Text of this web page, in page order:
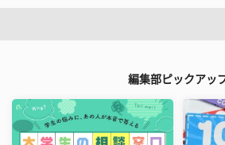
編集部ピックアッ